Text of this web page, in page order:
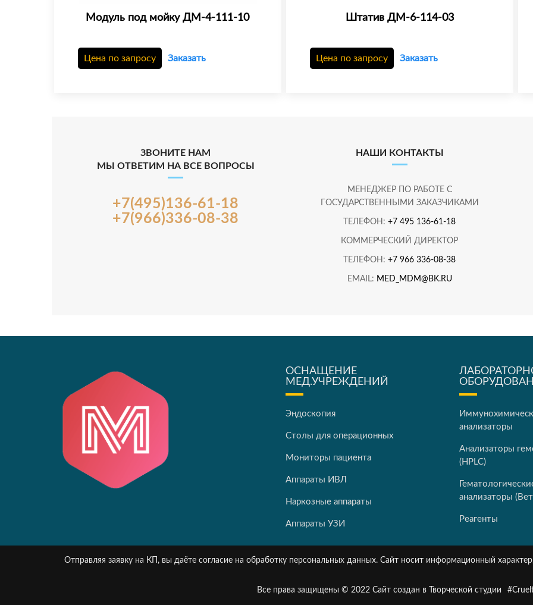
Модуль под мойку ДМ-4-111-10
Цена по запросу Заказать
Штатив ДМ-6-114-03
Цена по запросу Заказать
ЗВОНИТЕ НАМ
МЫ ОТВЕТИМ НА ВСЕ ВОПРОСЫ
+7(495)136-61-18
+7(966)336-08-38
НАШИ КОНТАКТЫ
МЕНЕДЖЕР ПО РАБОТЕ С
ГОСУДАРСТВЕННЫМИ ЗАКАЗЧИКАМИ
ТЕЛЕФОН:+7 495 136-61-18
КОММЕРЧЕСКИЙ ДИРЕКТОР
ТЕЛЕФОН:+7 966 336-08-38
EMAIL: MED_MDM@BK.RU
ОСНАЩЕНИЕ
МЕД.УЧРЕЖДЕНИЙ
Эндоскопия
Столы для операционных
Мониторы пациента
Аппараты ИВЛ
Наркозные аппараты
Аппараты УЗИ
анализаторы
Анализаторы
(HPLC)
анализаторы
Реагенты
Отправляя заявку на КП, вы даёте согласие на обработку персональных данных. Сайт носит информационный
Все права защищены © 2022 Сайт создан в Творческой студии